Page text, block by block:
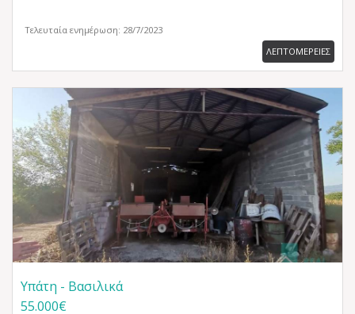
Τελευταία ενημέρωση: 28/7/2023
ΛΕΠΤΟΜΕΡΕΙΕΣ
Υπάτη - Βασιλικά
55.000€